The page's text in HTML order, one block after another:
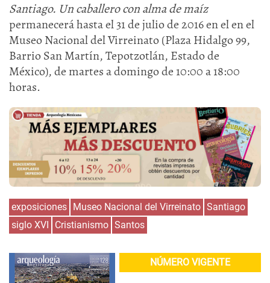
Santiago. Un caballero con alma de maíz
permanecerá hasta el 31 de julio de 2016 en el en el
Museo Nacional del Virreinato (Plaza Hidalgo 99,
Barrio San Martín, Tepotzotlán, Estado de
México), de martes a domingo de 10:00 a 18:00
horas.
exposiciones Museo Nacional del Virreinato Santiago
siglo XVI
Cristianismo Santos
NÚMERO VIGENTE